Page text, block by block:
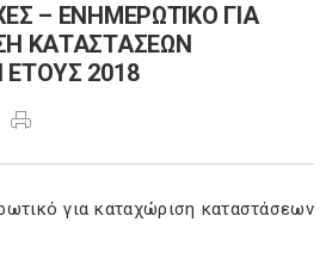
– ΕΝΗΜΕΡΩΤΙΚΟ ΓΙΑ
ΚΑΤΑΣΤΑΣΕΩΝ
2018
για καταχώριση καταστάσεων